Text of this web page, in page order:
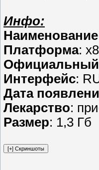
Инфо:
Платформа:
Официальный
Интерфейс:
Дата
Лекарство:
Размер: 1,3 Гб